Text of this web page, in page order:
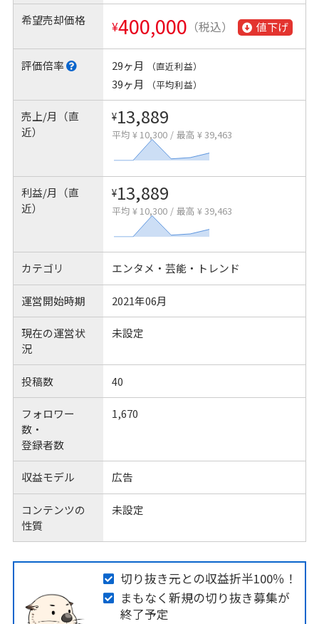
希望売却価格 ¥400,000 （税込） 値下げ
評価倍率 29ヶ月 （直近利益）
39ヶ月 （平均利益）
売上/月（直
近）
¥13,889
平均 ¥ 10,300 / 最高 ¥ 39,463
利益/月（直
近）
¥13,889
平均 ¥ 10,300 / 最高 ¥ 39,463
カテゴリ エンタメ・芸能・トレンド
運営開始時期 2021年06月
現在の運営状
況
未設定
投稿数 40
フォロワー
数・
登録者数
1,670
収益モデル 広告
コンテンツの
性質
未設定
切り抜き元との収益折半100％！
まもなく新規の切り抜き募集が
終了予定